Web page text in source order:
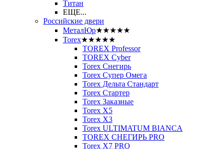
Титан
ЕЩЕ...
Российские двери
МеталЮр★★★★★
Torex★★★★★
TOREX Professor
TOREX Cyber
Torex Снегирь
Torex Супер Омега
Torex Дельта Стандарт
Torex Стартер
Torex Заказные
Torex Х5
Torex Х3
Torex ULTIMATUM BIANCA
TOREX СНЕГИРЬ PRO
Torex X7 PRO